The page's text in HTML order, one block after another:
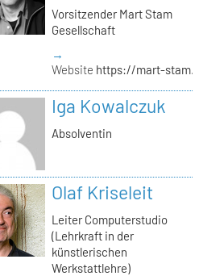
Vorsitzender Mart Stam
Gesellschaft
→
Website https://mart-
Iga Kowalczuk
Absolventin
Olaf Kriseleit
Leiter Computerstudio
(Lehrkraft in der
künstlerischen
Werkstattlehre)